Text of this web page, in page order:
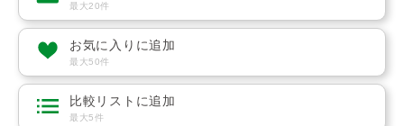
最大20件
お気に入りに追加
最大50件
比較リストに追加
最大5件